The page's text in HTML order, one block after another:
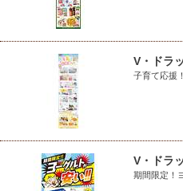
V・ドラ
子育て応援
V・ドラ
期間限定！